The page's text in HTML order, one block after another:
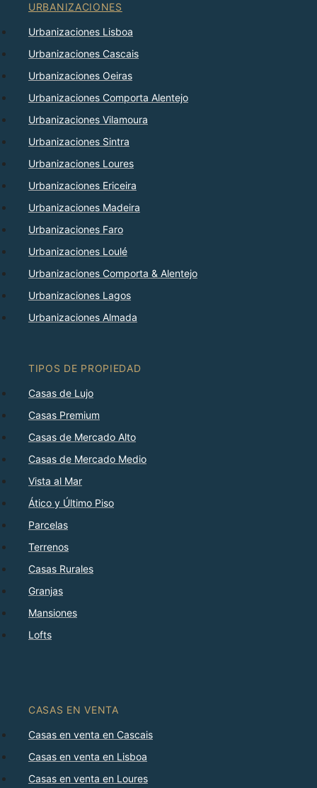
URBANIZACIONES
Urbanizaciones Lisboa
Urbanizaciones Cascais
Urbanizaciones Oeiras
Urbanizaciones Comporta Alentejo
Urbanizaciones Vilamoura
Urbanizaciones Sintra
Urbanizaciones Loures
Urbanizaciones Ericeira
Urbanizaciones Madeira
Urbanizaciones Faro
Urbanizaciones Loulé
Urbanizaciones Comporta & Alentejo
Urbanizaciones Lagos
Urbanizaciones Almada
TIPOS DE PROPIEDAD
Casas de Lujo
Casas Premium
Casas de Mercado Alto
Casas de Mercado Medio
Vista al Mar
Ático y Último Piso
Parcelas
Terrenos
Casas Rurales
Granjas
Mansiones
Lofts
CASAS EN VENTA
Casas en venta en Cascais
Casas en venta en Lisboa
Casas en venta en Loures